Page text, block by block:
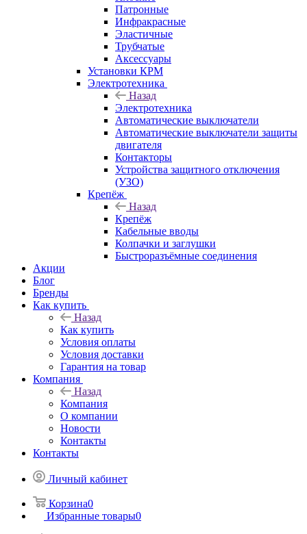
Патронные
Инфракрасные
Эластичные
Трубчатые
Аксессуары
Установки КРМ
Электротехника
Назад
Электротехника
Автоматические выключатели
Автоматические выключатели защиты
двигателя
Контакторы
Устройства защитного отключения
(УЗО)
Крепёж
Назад
Крепёж
Кабельные вводы
Колпачки и заглушки
Быстроразъёмные соединения
Акции
Блог
Бренды
Как купить
Назад
Как купить
Условия оплаты
Условия доставки
Гарантия на товар
Компания
Назад
Компания
О компании
Новости
Контакты
Контакты
Личный кабинет
Корзина0
Избранные товары0